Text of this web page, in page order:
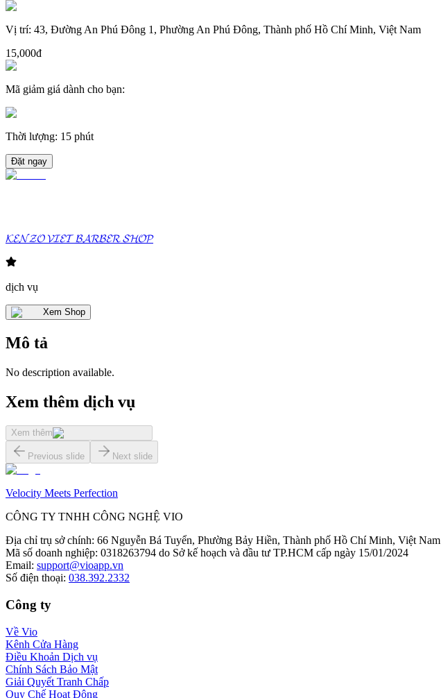
Vị trí: 43, Đường An Phú Đông 1, Phường An Phú Đông, Thành phố Hồ Chí Minh, Việt Nam
15,000đ
Mã giảm giá dành cho bạn:
Thời lượng: 15 phút
Đặt ngay
𝓚𝓔𝓝𝓩𝓞 𝓥𝓘𝓔𝓣 𝓑𝓐𝓡𝓑𝓔𝓡 𝓢𝓗𝓞𝓟
dịch vụ
Xem Shop
Mô tả
No description available.
Xem thêm dịch vụ
Xem thêm
Previous slide Next slide
Velocity Meets Perfection
CÔNG TY TNHH CÔNG NGHỆ VIO
Địa chỉ trụ sở chính: 66 Nguyễn Bá Tuyển, Phường Bảy Hiền, Thành phố Hồ Chí Minh, Việt Nam
Mã số doanh nghiệp: 0318263794 do Sở kế hoạch và đầu tư TP.HCM cấp ngày 15/01/2024
Email: support@vioapp.vn
Số điện thoại: 038.392.2332
Công ty
Về Vio
Kênh Cửa Hàng
Điều Khoản Dịch vụ
Chính Sách Bảo Mật
Giải Quyết Tranh Chấp
Quy Chế Hoạt Động